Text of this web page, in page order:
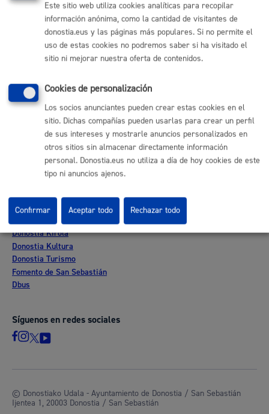
(gratuito desde Donostia / San Sebastián)
(+34) 943 481 000
Buzón de la ciudadanía
Informar de un error en la web
Enlaces útiles
Ofertas de empleo
Perfil del contratante
Sede electrónica
Mapas - GeoDonostia
Sala de prensa
Mapa web
Otras páginas web corporativas
Donostia Kirola
Donostia Kultura
Donostia Turismo
Fomento de San Sebastián
Dbus
Síguenos en redes sociales
© Donostiako Udala - Ayuntamiento de Donostia / San Sebastián
Ijentea 1, 20003 Donostia / San Sebastián
Este sitio web utiliza cookies analíticas para recopilar
información anónima, como la cantidad de visitantes de
donostia.eus y las páginas más populares. Si no permite el
uso de estas cookies no podremos saber si ha visitado el
sitio ni mejorar nuestra oferta de contenidos.
Cookies de personalización
Los socios anunciantes pueden crear estas cookies en el
sitio. Dichas compañías pueden usarlas para crear un perfil
de sus intereses y mostrarle anuncios personalizados en
otros sitios sin almacenar directamente información
personal. Donostia.eus no utiliza a día de hoy cookies de este
tipo ni anuncios ajenos.
Rechazar todo
Confirmar Aceptar todo